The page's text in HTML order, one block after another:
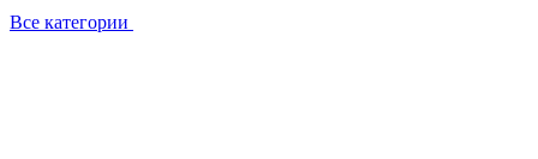
Все категории